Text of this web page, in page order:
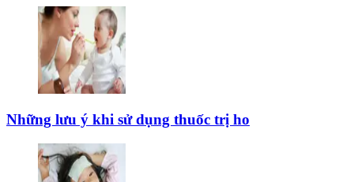
Những lưu ý khi sử dụng thuốc trị ho